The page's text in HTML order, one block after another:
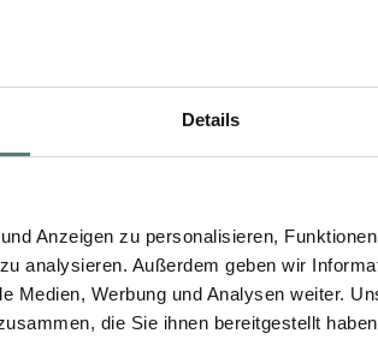
Details
Anzeigen zu personalisieren,
analysieren. Außerdem geben wir
Medien, Werbung und Analysen weiter.
die Sie ihnen bereitgestellt